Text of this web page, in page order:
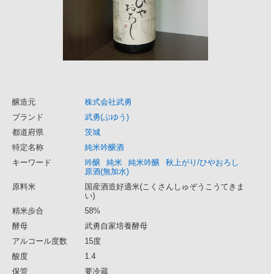
醸造元
株式会社武勇
ブランド
武勇(ぶゆう)
都道府県
茨城
特定名称
純米吟醸酒
キーワード
吟醸 純米 純米吟醸
秋上がり/ひやおろし
原酒(無加水)
原料米
国産酒造好適米(こくさんしゅぞうこうてきま
い)
精米歩合
58%
酵母
武勇自家培養酵母
アルコール度数
15度
酸度
1.4
保管
要冷蔵